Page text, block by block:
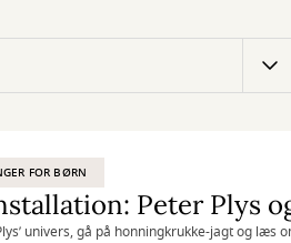
FOR BØRN
univers, gå på honningkrukke-jagt og læs